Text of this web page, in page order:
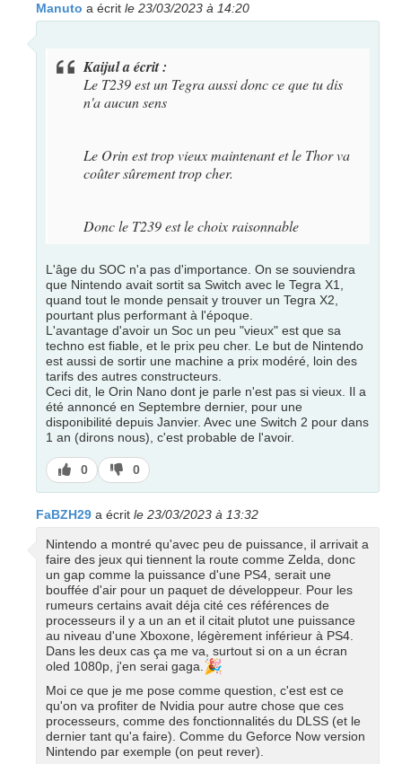
Manuto a écrit le 23/03/2023 à 14:20
Kaijul a écrit :
Le T239 est un Tegra aussi donc ce que tu dis
n'a aucun sens
Le Orin est trop vieux maintenant et le Thor va
coûter sûrement trop cher.
Donc le T239 est le choix raisonnable
L'âge du SOC n'a pas d'importance. On se souviendra
que Nintendo avait sortit sa Switch avec le Tegra X1,
quand tout le monde pensait y trouver un Tegra X2,
pourtant plus performant à l'époque.
L'avantage d'avoir un Soc un peu "vieux" est que sa
techno est fiable, et le prix peu cher. Le but de Nintendo
est aussi de sortir une machine a prix modéré, loin des
tarifs des autres constructeurs.
Ceci dit, le Orin Nano dont je parle n'est pas si vieux. Il a
été annoncé en Septembre dernier, pour une
disponibilité depuis Janvier. Avec une Switch 2 pour dans
1 an (dirons nous), c'est probable de l'avoir.
J’aime
0
J’aime
pas
0
FaBZH29 a écrit le 23/03/2023 à 13:32
Nintendo a montré qu'avec peu de puissance, il arrivait a
faire des jeux qui tiennent la route comme Zelda, donc
un gap comme la puissance d'une PS4, serait une
bouffée d'air pour un paquet de développeur. Pour les
rumeurs certains avait déja cité ces références de
processeurs il y a un an et il citait plutot une puissance
au niveau d'une Xboxone, légèrement inférieur à PS4.
Dans les deux cas ça me va, surtout si on a un écran
oled 1080p, j'en serai gaga. 🎉
Moi ce que je me pose comme question, c'est est ce
qu'on va profiter de Nvidia pour autre chose que ces
processeurs, comme des fonctionnalités du DLSS (et le
dernier tant qu'a faire). Comme du Geforce Now version
Nintendo par exemple (on peut rever).